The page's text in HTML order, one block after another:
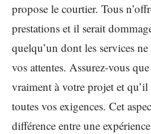
propose le courtier. Tous
prestations et il serait
quelqu’un dont les services
vos attentes. Assurez-vous
vraiment à votre projet et qu’il
toutes vos exigences. Cet
différence entre une